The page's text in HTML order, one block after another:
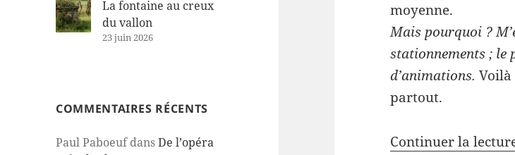
La fontaine au creux
du vallon
23 juin 2026
COMMENTAIRES RÉCENTS
Paul PaboeufdansDe l’opéra
moyenne.
Mais pourquoi ?
stationnements ; le
d’animations. Voilà
partout.
Continuer la